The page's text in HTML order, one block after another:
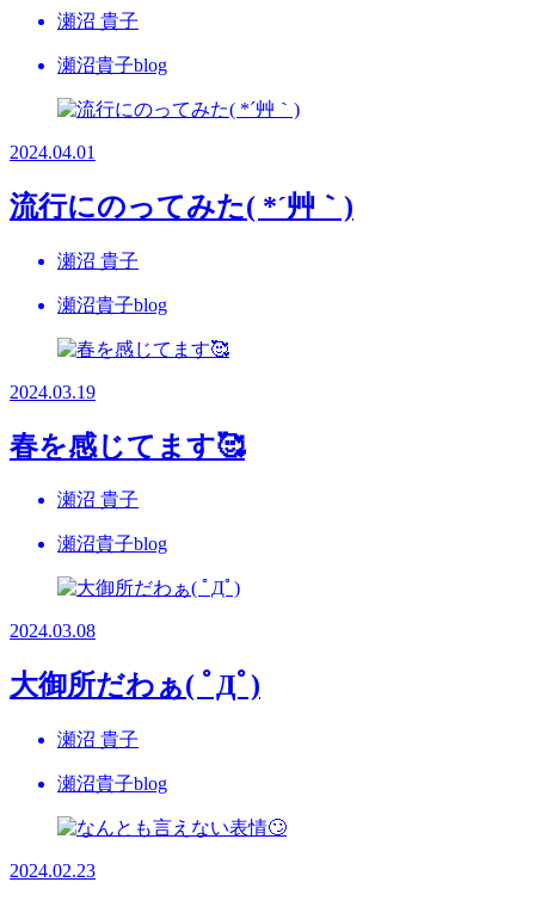
瀬沼 貴子
瀬沼貴子blog
2024.04.01
流行にのってみた( *´艸｀)
瀬沼 貴子
瀬沼貴子blog
2024.03.19
春を感じてます🥰
瀬沼 貴子
瀬沼貴子blog
2024.03.08
大御所だわぁ( ﾟДﾟ)
瀬沼 貴子
瀬沼貴子blog
2024.02.23